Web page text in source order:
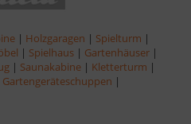
| Holzgaragen | Spielturm |
| Spielhaus | Gartenhäuser |
| Saunakabine | Kletterturm |
Gartengeräteschuppen |